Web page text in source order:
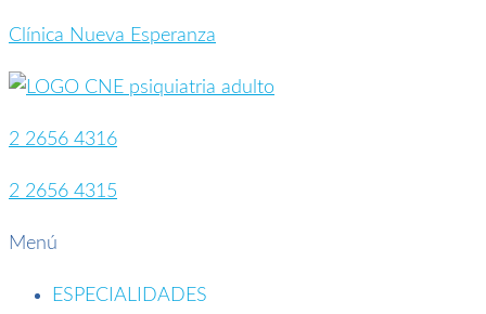
Clínica Nueva Esperanza
2 2656 4316
2 2656 4315
Menú
ESPECIALIDADES